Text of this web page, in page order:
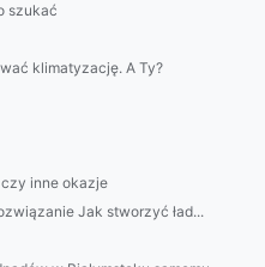
szukać
klimatyzację. A Ty?
inne okazje
Jak stworzyć ład...